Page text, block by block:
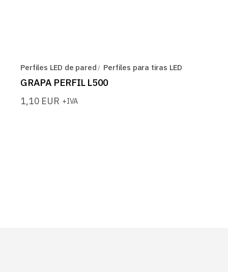
Perfiles LED de pared Perfiles para tiras LED
GRAPA PERFIL L500
1,10 EUR +IVA